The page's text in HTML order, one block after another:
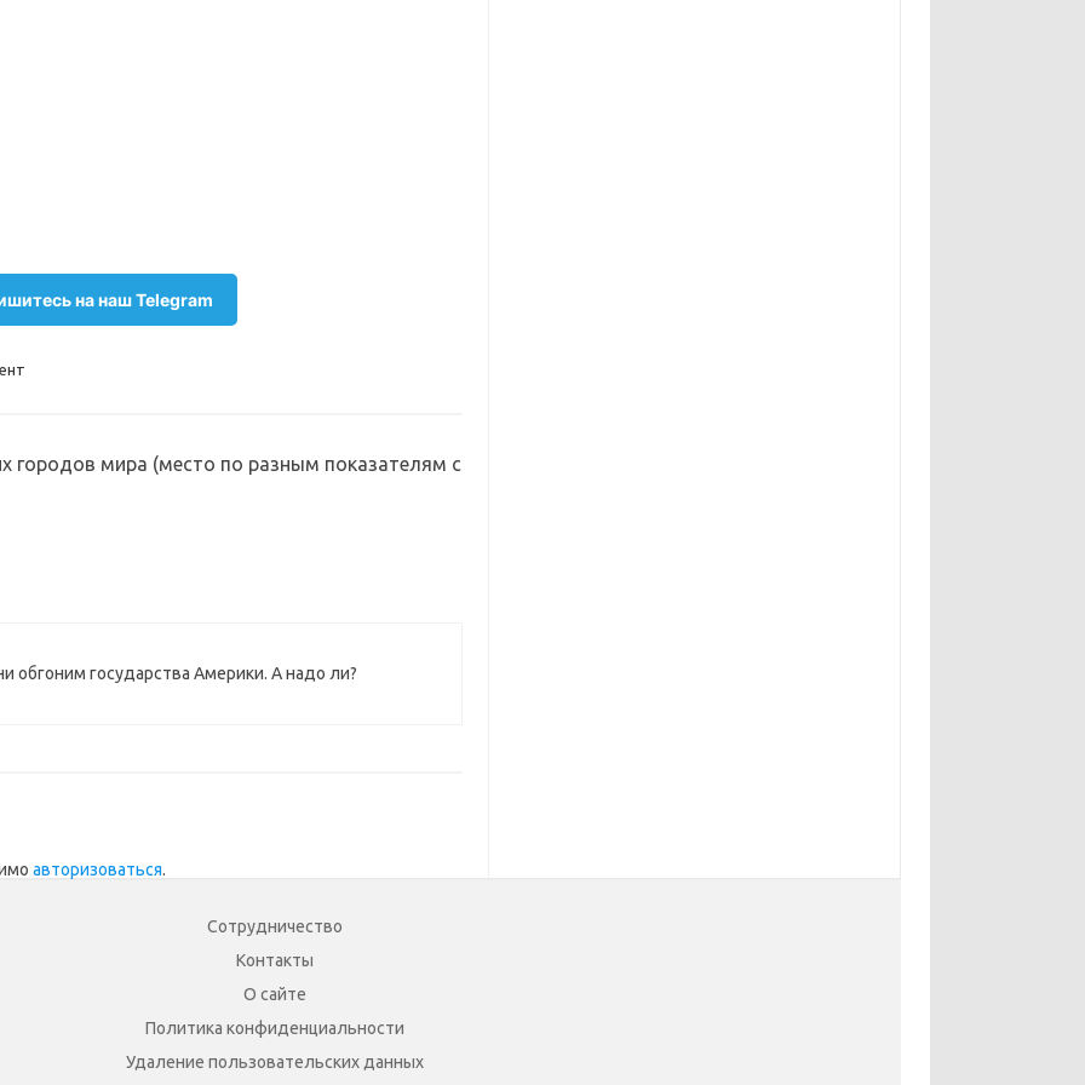
на наш Telegram
городов мира (место по разным показателям с
обгоним государства Америки. А надо ли?
авторизоваться.
Сотрудничество
Контакты
О сайте
Политика конфиденциальности
Удаление пользовательских данных